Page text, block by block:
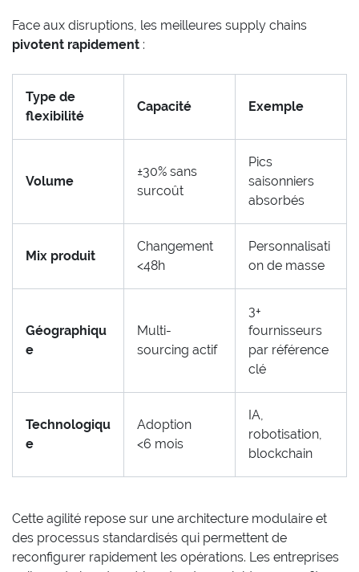
Face aux disruptions, les meilleures supply chains
pivotent rapidement :
Type de
flexibilité
Capacité Exemple
Volume
±30% sans
surcoût
Pics
saisonniers
absorbés
Mix produit
Changement
<48h
Personnalisati
on de masse
Géographiqu
e
Multi-
sourcing actif
3+
fournisseurs
par référence
clé
Technologiqu
e
Adoption
<6 mois
IA,
robotisation,
blockchain
Cette agilité repose sur une architecture modulaire et
des processus standardisés qui permettent de
reconfigurer rapidement les opérations. Les entreprises